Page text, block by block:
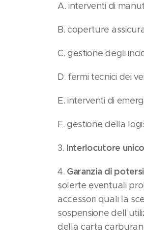
A. interventi di
B. coperture
C. gestione degli
D. fermi tecnici dei
E. interventi di
F. gestione della
3. Interlocutore
4. Garanzia di
solerte eventuali
accessori quali la
sospensione
della carta